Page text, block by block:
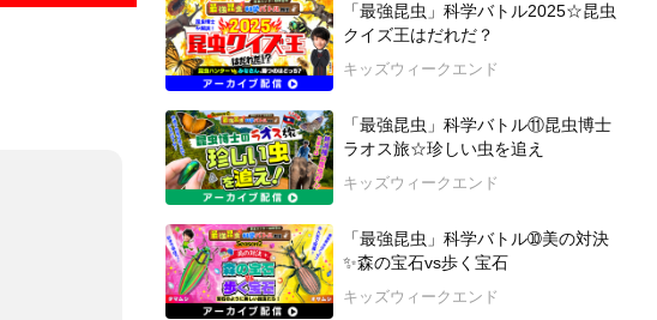
「最強昆虫」科学バトル2025☆昆虫
クイズ王はだれだ？
キッズウィークエンド
「最強昆虫」科学バトル⑪昆虫博士
ラオス旅☆珍しい虫を追え
キッズウィークエンド
「最強昆虫」科学バトル➉美の対決
✨森の宝石vs歩く宝石
キッズウィークエンド